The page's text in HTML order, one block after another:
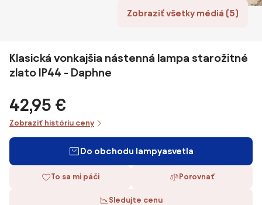
Zobraziť všetky médiá (5)
Klasická vonkajšia nástenná lampa starožitné
zlato IP44 - Daphne
42,95 €
Zobraziť históriu ceny
Do obchodu lampyasvetla
To sa mi páči Porovnať
Sledujte cenu